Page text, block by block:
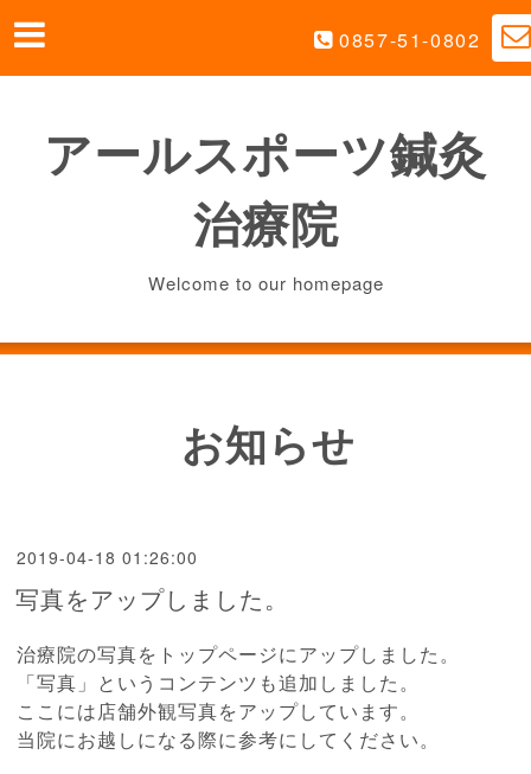
0857-51-0802
アールスポーツ鍼灸
治療院
Welcome to our homepage
お知らせ
2019-04-18 01:26:00
写真をアップしました。
治療院の写真をトップページにアップしました。
「写真」というコンテンツも追加しました。
ここには店舗外観写真をアップしています。
当院にお越しになる際に参考にしてください。